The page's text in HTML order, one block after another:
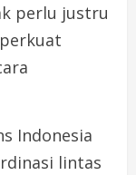
perlu justru
Indonesia
lintas